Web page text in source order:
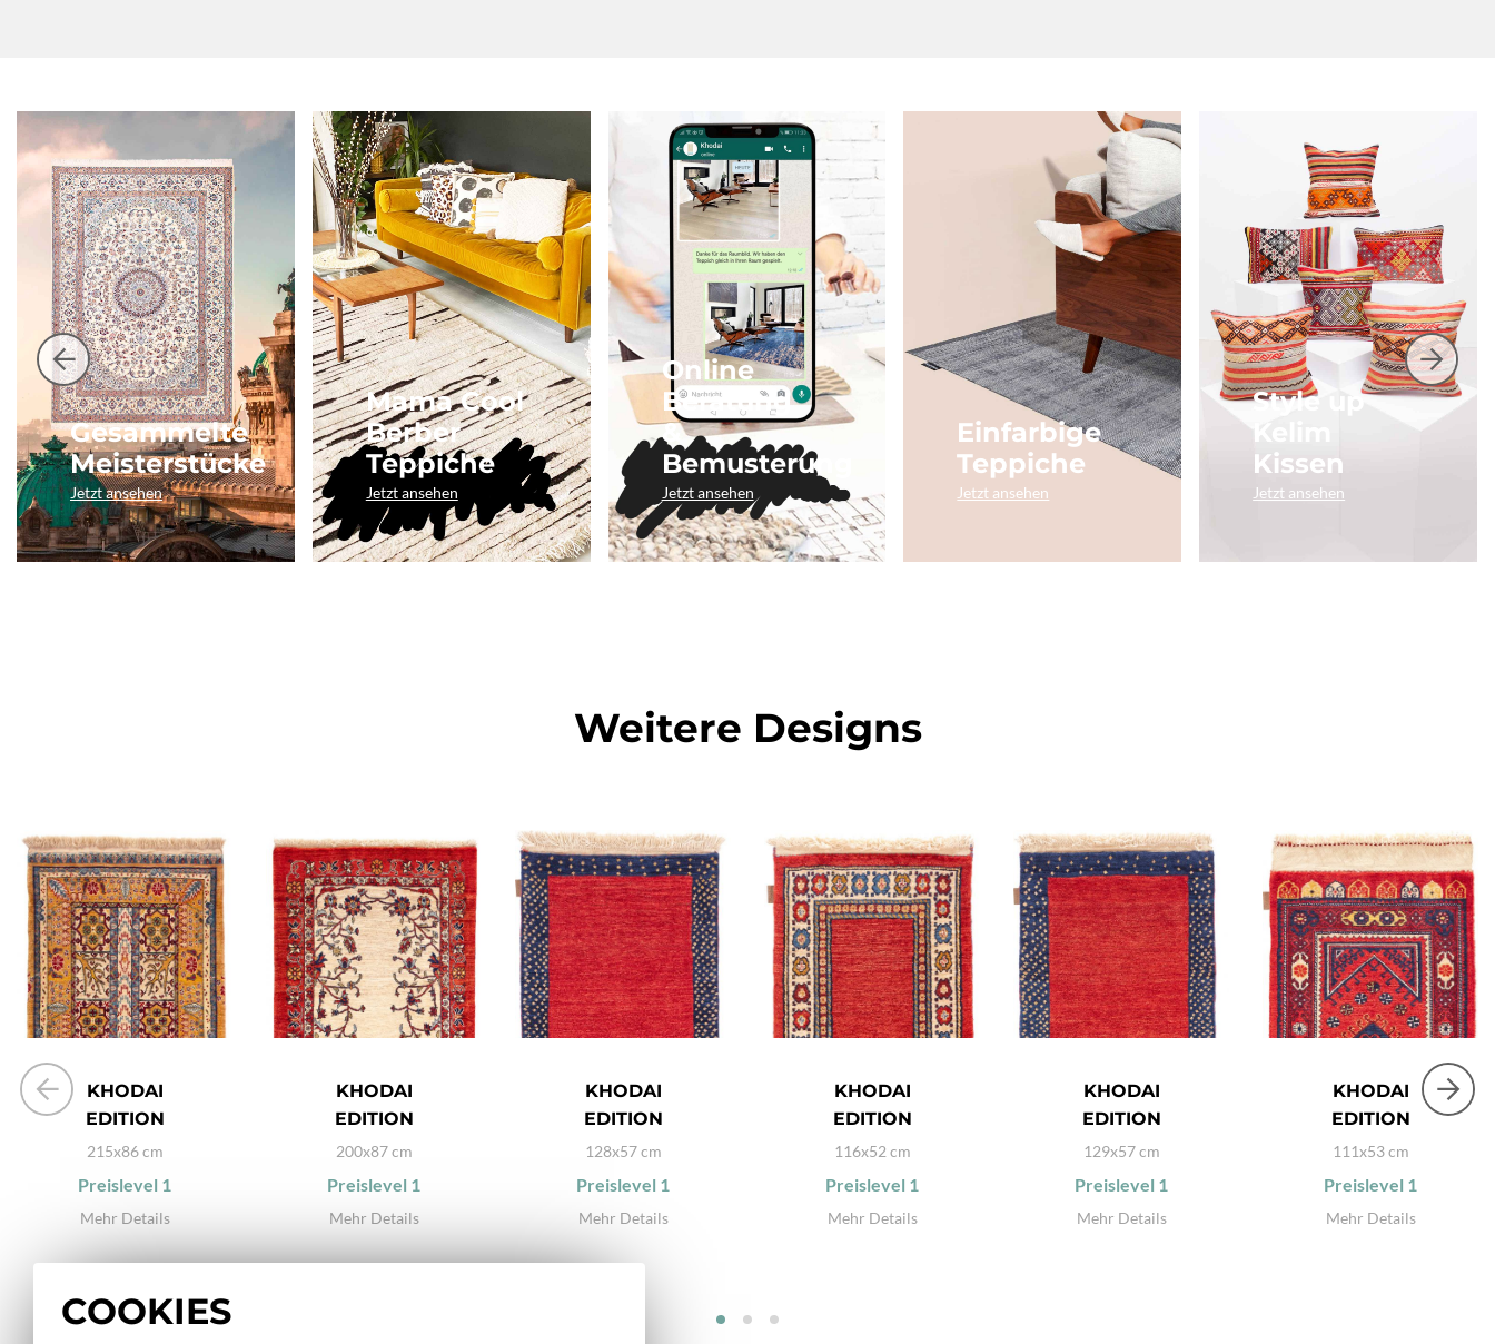
Gesammelte
Meisterstücke
Jetzt ansehen
Mama Cool
Berber
Teppiche
Jetzt ansehen
Online
Beratung
&
Bemusterung
Jetzt ansehen
Einfarbige
Teppiche
Jetzt ansehen
Style up
Kelim
Kissen
Jetzt ansehen
Weitere Designs
KHODAI
EDITION
215x86 cm
Preislevel 1
Mehr Details
KHODAI
EDITION
200x87 cm
Preislevel 1
Mehr Details
KHODAI
EDITION
128x57 cm
Preislevel 1
Mehr Details
KHODAI
EDITION
116x52 cm
Preislevel 1
Mehr Details
KHODAI
EDITION
129x57 cm
Preislevel 1
Mehr Details
KHODAI
EDITION
111x53 cm
Preislevel 1
Mehr Details
COOKIES